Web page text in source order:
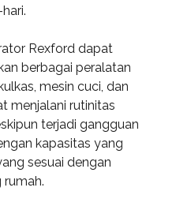
Rexford dapat
berbagai peralatan
mesin cuci, dan
menjalani rutinitas
terjadi gangguan
kapasitas yang
sesuai dengan